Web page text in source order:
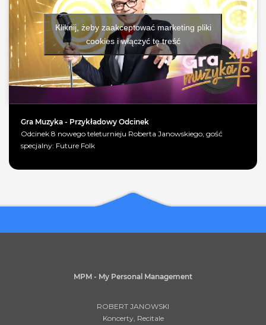
Kliknij, żeby zaakceptować marketing pliki
cookies i włączyć tę treść
Gra Muzyka - Przykładowy Odcinek
Odcinek 8 nowego teleturnieju Roberta Janowskiego, gość
specjalny: Future Folk
MPM - My Personal Management
ROBERT JANOWSKI
Koncerty, Recitale